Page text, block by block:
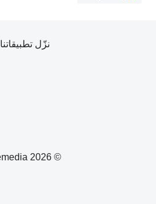
© 2026 Linemedia
نزّل تطبيقاتنا